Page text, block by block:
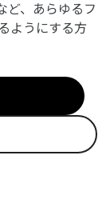
ど、あらゆるフ
ようにする方